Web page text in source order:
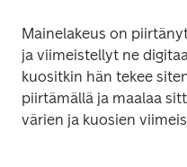
Mainelakeus on
ja viimeistellyt ne
kuositkin hän tekee
piirtämällä ja maalaa
värien ja kuosien